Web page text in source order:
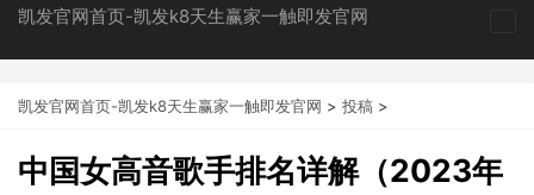
凯发官网首页-凯发k8天生赢家一触即发官网
凯发官网首页-凯发k8天生赢家一触即发官网 > 投稿 >
中国女高音歌手排名详解（2023年